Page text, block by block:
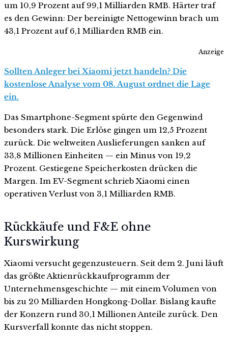
um 10,9 Prozent auf 99,1 Milliarden RMB. Härter traf
es den Gewinn: Der bereinigte Nettogewinn brach um
43,1 Prozent auf 6,1 Milliarden RMB ein.
Anzeige
Sollten Anleger bei Xiaomi jetzt handeln? Die
kostenlose Analyse vom 08. August ordnet die Lage
ein.
Das Smartphone-Segment spürte den Gegenwind
besonders stark. Die Erlöse gingen um 12,5 Prozent
zurück. Die weltweiten Auslieferungen sanken auf
33,8 Millionen Einheiten — ein Minus von 19,2
Prozent. Gestiegene Speicherkosten drücken die
Margen. Im EV-Segment schrieb Xiaomi einen
operativen Verlust von 3,1 Milliarden RMB.
Rückkäufe und F&E ohne
Kurswirkung
Xiaomi versucht gegenzusteuern. Seit dem 2. Juni läuft
das größte Aktienrückkaufprogramm der
Unternehmensgeschichte — mit einem Volumen von
bis zu 20 Milliarden Hongkong-Dollar. Bislang kaufte
der Konzern rund 30,1 Millionen Anteile zurück. Den
Kursverfall konnte das nicht stoppen.